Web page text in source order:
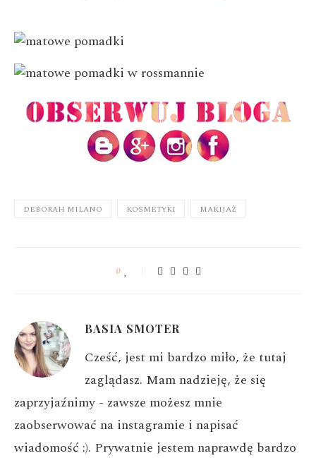
DEBORAH MILANO KOSMETYKI MAKIJAŻ
0
BASIA SMOTER
Cześć, jest mi bardzo miło, że tutaj
zaglądasz. Mam nadzieję, że się
zaprzyjaźnimy - zawsze możesz mnie
zaobserwować na instagramie i napisać
wiadomość :). Prywatnie jestem naprawdę bardzo